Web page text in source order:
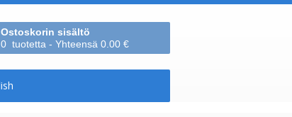
Ostoskorin sisältö
0 tuotetta - Yhteensä 0.00 €